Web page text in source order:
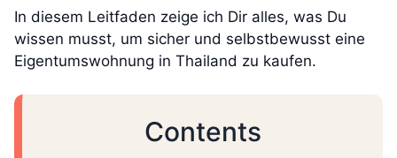
In diesem Leitfaden zeige ich Dir alles, was Du
wissen musst, um sicher und selbstbewusst eine
Eigentumswohnung in Thailand zu kaufen.
Contents